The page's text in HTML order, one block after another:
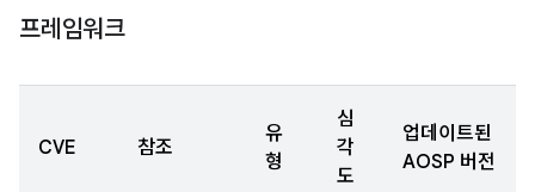
프레임워크
CVE 참조
유
형
심
각
도
업데이트된
AOSP 버전